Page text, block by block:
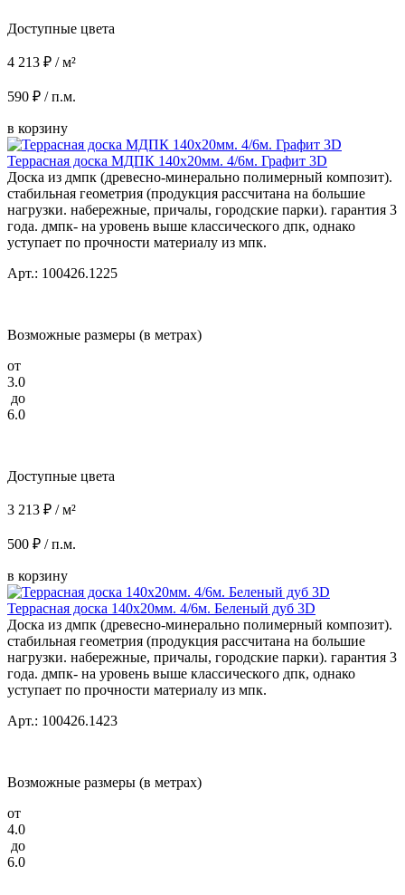
Доступные цвета
4 213 ₽ / м²
590 ₽ / п.м.
в корзину
Террасная доска МДПК 140x20мм. 4/6м. Графит 3D
Доска из дмпк (древесно-минерально полимерный композит).
стабильная геометрия (продукция рассчитана на большие
нагрузки. набережные, причалы, городские парки). гарантия 3
года. дмпк- на уровень выше классического дпк, однако
уступает по прочности материалу из мпк.
Арт.: 100426.1225
Возможные размеры (в метрах)
от
3.0
до
6.0
Доступные цвета
3 213 ₽ / м²
500 ₽ / п.м.
в корзину
Террасная доска 140x20мм. 4/6м. Беленый дуб 3D
Доска из дмпк (древесно-минерально полимерный композит).
стабильная геометрия (продукция рассчитана на большие
нагрузки. набережные, причалы, городские парки). гарантия 3
года. дмпк- на уровень выше классического дпк, однако
уступает по прочности материалу из мпк.
Арт.: 100426.1423
Возможные размеры (в метрах)
от
4.0
до
6.0